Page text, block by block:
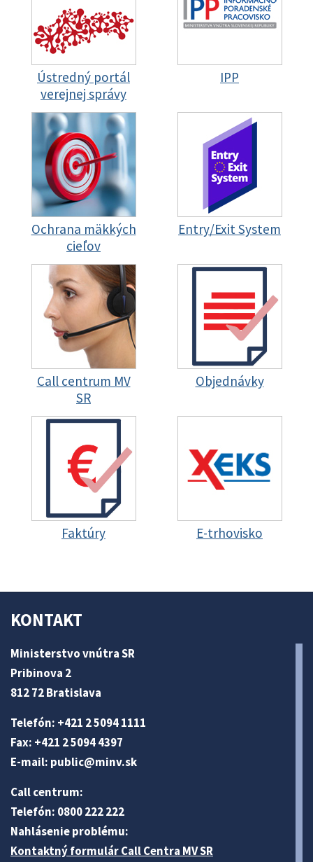
Ústredný portál
verejnej správy
IPP
Ochrana mäkkých
cieľov
Entry/Exit System
Call centrum MV
SR
Objednávky
Faktúry E-trhovisko
KONTAKT
Ministerstvo vnútra SR
Pribinova 2
812 72 Bratislava
Telefón: +421 2 5094 1111
Fax: +421 2 5094 4397
E-mail: public@minv.sk
Call centrum:
Telefón: 0800 222 222
Nahlásenie problému:
Kontaktný formulár Call Centra MV SR